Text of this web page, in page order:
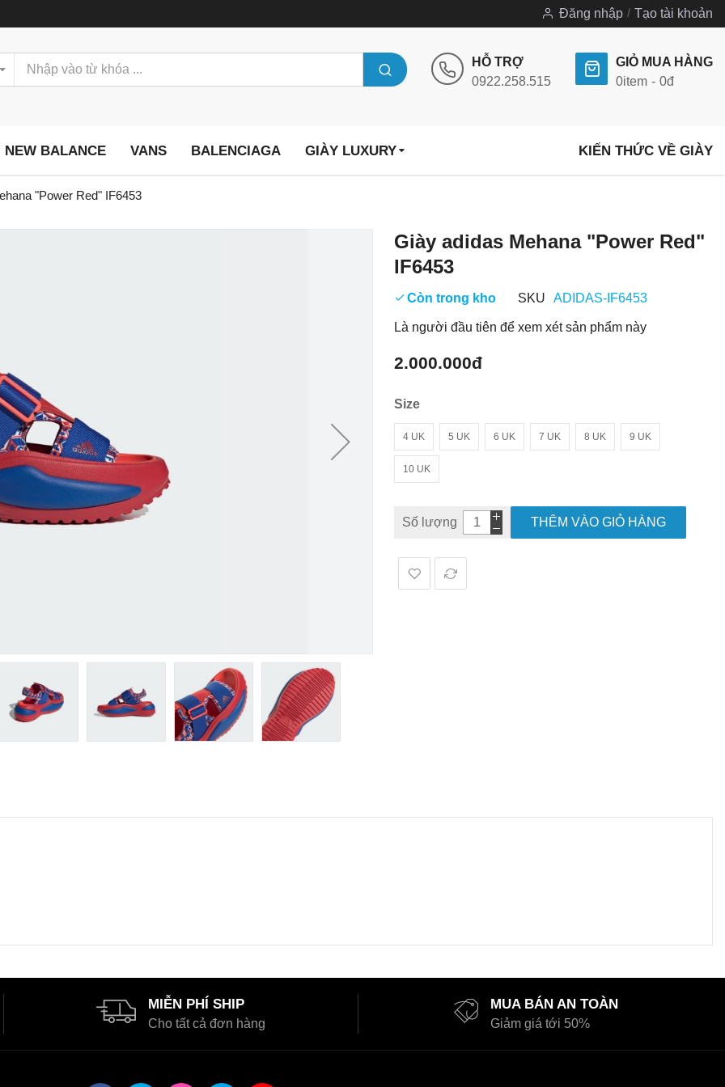
Đăng nhập Tạo tài khoản
HỖ TRỢ
0922.258.515
GIỎ MUA HÀNG
0item 0đ
NEW BALANCE VANS BALENCIAGA GIÀY LUXURY KIẾN THỨC VỀ GIÀY
"Power Red" IF6453
Giày adidas Mehana "Power Red"
IF6453
Còn trong kho SKU ADIDAS-IF6453
Là người đầu tiên để xem xét sản phẩm này
2.000.000đ
Size
4 UK 5 UK 6 UK 7 UK 8 UK 9 UK
10 UK
Số lượng THÊM VÀO GIỎ HÀNG
Chuyển
phần
hình
MIỄN PHÍ SHIP
Cho tất cả đơn hàng
MUA BÁN AN TOÀN
Giảm giá tới 50%